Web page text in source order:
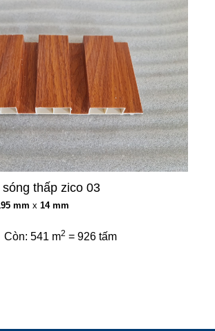
thấp zico 03
mm x 14 mm
Còn: 541 m2 = 926 tấm